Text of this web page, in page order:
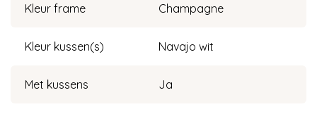
Kleur frame Champagne
Kleur kussen(s) Navajo wit
Met kussens Ja